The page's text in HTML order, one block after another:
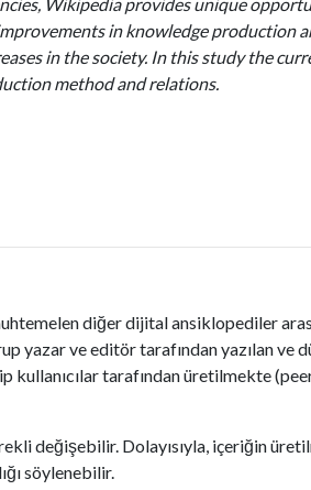
in knowledge production
in the society. In this study the
method and relations.
diğer dijital ansiklopediler
yazar ve editör tarafından yazılan ve
tarafından üretilmekte
değişebilir. Dolayısıyla, içeriğin
söylenebilir.